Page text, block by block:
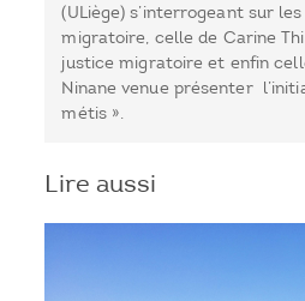
(ULiège) s’interrogeant sur
migratoire, celle de Carine
justice migratoire et enfin
Ninane venue présenter
métis ».
Lire aussi